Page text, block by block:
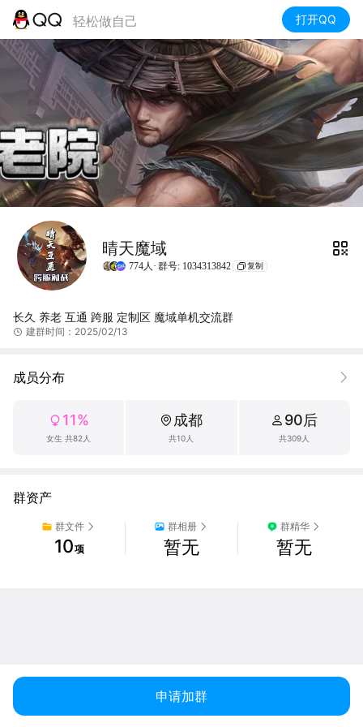
轻松做自己 打开QQ
晴天魔域
774人· 群号: 1034313842 复制
长久 养老 互通 跨服 定制区 魔域单机交流群
建群时间：2025/02/13
成员分布
11%
女生 共82人
成都
共10人
90后
共309人
群资产
群文件
10项
群相册
暂无
群精华
暂无
申请加群